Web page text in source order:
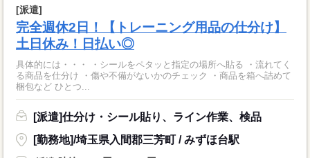
[派遣]
完全週休2日！【トレーニング用品の仕分け】
土日休み！日払い◎
具体的には・・・ ・シールをペタッと指定の場所へ貼る ・流れてく
る商品を仕分け ・傷や不備がないかのチェック ・商品を箱へ詰めて
梱包など ひとつ...
[派遣]仕分け・シール貼り、ライン作業、検品
[勤務地]/埼玉県入間郡三芳町 / みずほ台駅